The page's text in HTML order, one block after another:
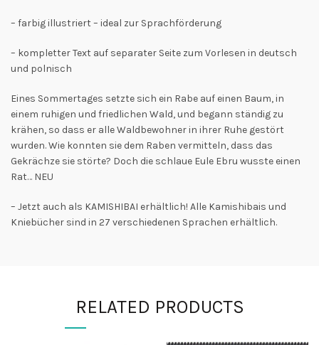
– farbig illustriert – ideal zur Sprachförderung
– kompletter Text auf separater Seite zum Vorlesen in deutsch
und polnisch
Eines Sommertages setzte sich ein Rabe auf einen Baum, in
einem ruhigen und friedlichen Wald, und begann ständig zu
krähen, so dass er alle Waldbewohner in ihrer Ruhe gestört
wurden. Wie konnten sie dem Raben vermitteln, dass das
Gekrächze sie störte? Doch die schlaue Eule Ebru wusste einen
Rat… NEU
– Jetzt auch als KAMISHIBAI erhältlich! Alle Kamishibais und
Kniebücher sind in 27 verschiedenen Sprachen erhältlich.
RELATED PRODUCTS